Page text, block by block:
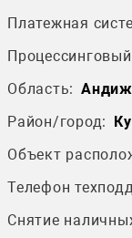
Платежная
Область:
Район/город:
Объект
Телефон
Снятие